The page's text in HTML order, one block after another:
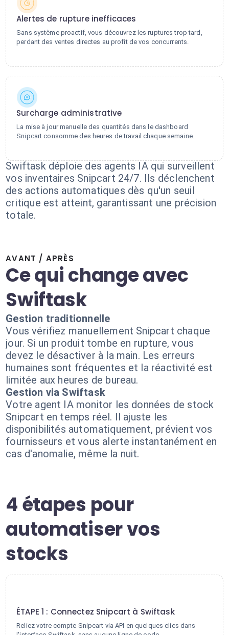
Alertes de rupture inefficaces
Sans système proactif, vous découvrez les ruptures trop tard,
perdant des ventes directes au profit de vos concurrents.
Surcharge administrative
La mise à jour manuelle des quantités dans le dashboard
Snipcart consomme des heures de travail chaque semaine.
Swiftask déploie des agents IA qui surveillent
vos inventaires Snipcart 24/7. Ils déclenchent
des actions automatiques dès qu'un seuil
critique est atteint, garantissant une précision
totale.
AVANT / APRÈS
Ce qui change avec
Swiftask
Gestion traditionnelle
Vous vérifiez manuellement Snipcart chaque
jour. Si un produit tombe en rupture, vous
devez le désactiver à la main. Les erreurs
humaines sont fréquentes et la réactivité est
limitée aux heures de bureau.
Gestion via Swiftask
Votre agent IA monitor les données de stock
Snipcart en temps réel. Il ajuste les
disponibilités automatiquement, prévient vos
fournisseurs et vous alerte instantanément en
cas d'anomalie, même la nuit.
4 étapes pour
automatiser vos
stocks
ÉTAPE 1 : Connectez Snipcart à Swiftask
Reliez votre compte Snipcart via API en quelques clics dans